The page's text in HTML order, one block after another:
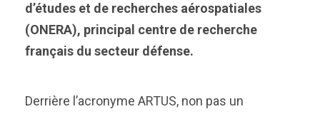
d’études et de recherches aérospatiales
(ONERA), principal centre de recherche
français du secteur défense.
Derrière l’acronyme ARTUS, non pas un